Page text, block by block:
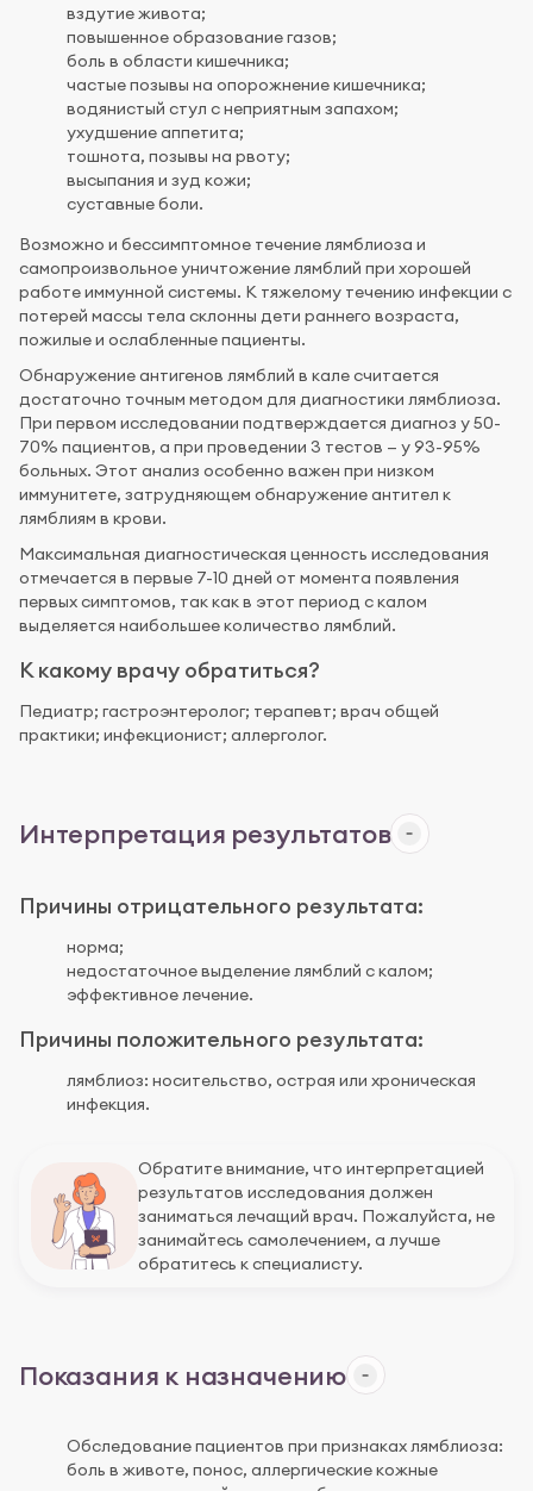
вздутие живота;
повышенное образование газов;
боль в области кишечника;
частые позывы на опорожнение кишечника;
водянистый стул с неприятным запахом;
ухудшение аппетита;
тошнота, позывы на рвоту;
высыпания и зуд кожи;
суставные боли.
Возможно и бессимптомное течение лямблиоза и
самопроизвольное уничтожение лямблий при хорошей
работе иммунной системы. К тяжелому течению инфекции с
потерей массы тела склонны дети раннего возраста,
пожилые и ослабленные пациенты.
Обнаружение антигенов лямблий в кале считается
достаточно точным методом для диагностики лямблиоза.
При первом исследовании подтверждается диагноз у 50-
70% пациентов, а при проведении 3 тестов — у 93-95%
больных. Этот анализ особенно важен при низком
иммунитете, затрудняющем обнаружение антител к
лямблиям в крови.
Максимальная диагностическая ценность исследования
отмечается в первые 7-10 дней от момента появления
первых симптомов, так как в этот период с калом
выделяется наибольшее количество лямблий.
К какому врачу обратиться?
Педиатр; гастроэнтеролог; терапевт; врач общей
практики; инфекционист; аллерголог.
Интерпретация результатов
Причины отрицательного результата:
норма;
недостаточное выделение лямблий с калом;
эффективное лечение.
Причины положительного результата:
лямблиоз: носительство, острая или хроническая
инфекция.
Обратите внимание, что интерпретацией
результатов исследования должен
заниматься лечащий врач. Пожалуйста, не
занимайтесь самолечением, а лучше
обратитесь к специалисту.
Показания к назначению
Обследование пациентов при признаках лямблиоза:
боль в животе, понос, аллергические кожные